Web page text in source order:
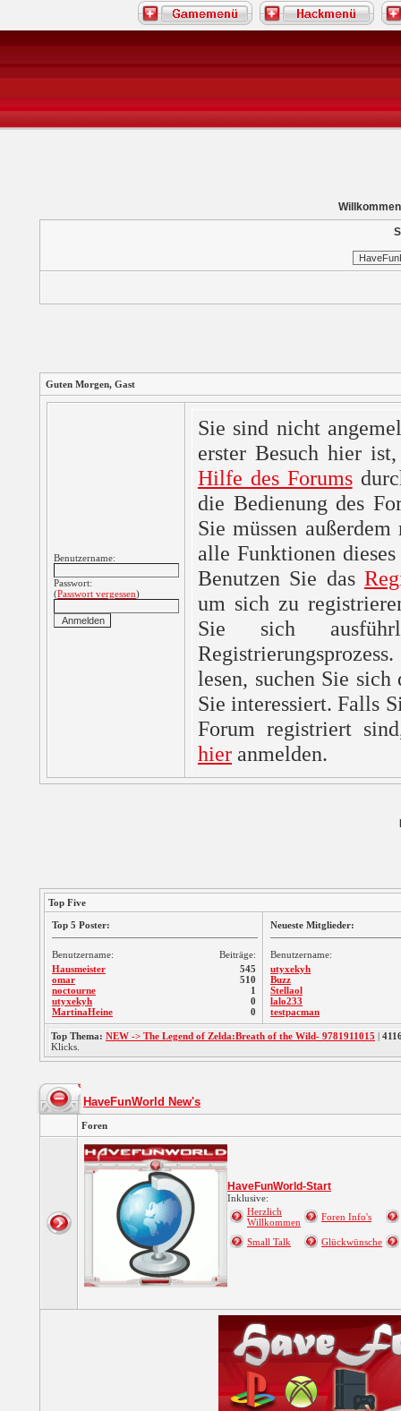
Guten Morgen, Gast
Benutzername:
Passwort:
(Passwort vergessen)
Sie sind nicht
erster Besuch hier
Hilfe des Forums
die Bedienung des
Sie müssen
alle Funktionen
Benutzen Sie das
um sich zu
Sie sich
lesen, suchen Sie sich
Sie interessiert. Falls
Forum registriert
hier anmelden.
Top Five
Top 5 Poster:
Benutzername:
Beiträge:
Hausmeister
omar
noctourne
utyxekyh
MartinaHeine
545
510
1
0
0
Neueste Mitglieder:
Benutzername:
utyxekyh
Buzz
Stellaol
lalo233
testpacman
Top Thema: NEW -> The Legend of Zelda:Breath of the Wild- 9781911015 |
Klicks.
HaveFunWorld New's
Foren
HaveFunWorld-Start
Inklusive:
Herzlich
Willkommen
Foren Info's
Small Talk Glückwünsche